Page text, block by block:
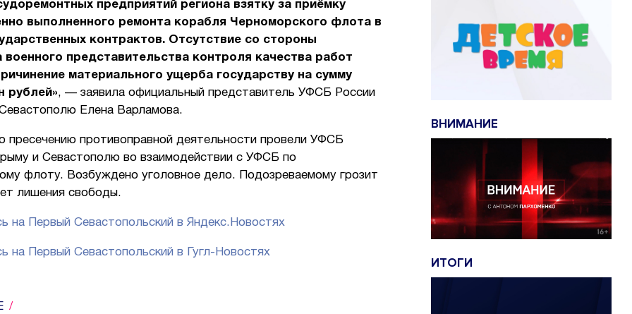
предприятий региона взятку за приёмку
выполненного ремонта корабля Черноморского флота в
контрактов. Отсутствие со стороны
военного представительства контроля качества работ
материального ущерба государству на сумму
рублей», — заявила официальный представитель УФСБ России
Елена Варламова.
пресечению противоправной деятельности провели УФСБ
и Севастополю во взаимодействии с УФСБ по
флоту. Возбуждено уголовное дело. Подозреваемому грозит
лишения свободы.
на Первый Севастопольский в Яндекс.Новостях
на Первый Севастопольский в Гугл-Новостях
ВНИМАНИЕ
ИТОГИ